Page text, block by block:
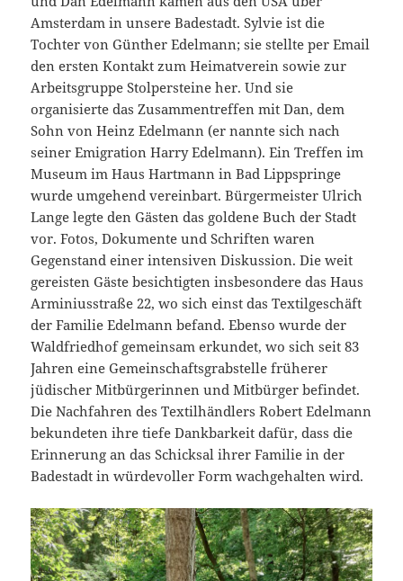
Amsterdam in unsere Badestadt. Sylvie ist die
Tochter von Günther Edelmann; sie stellte per Email
den ersten Kontakt zum Heimatverein sowie zur
Arbeitsgruppe Stolpersteine her. Und sie
organisierte das Zusammentreffen mit Dan, dem
Sohn von Heinz Edelmann (er nannte sich nach
seiner Emigration Harry Edelmann). Ein Treffen im
Museum im Haus Hartmann in Bad Lippspringe
wurde umgehend vereinbart. Bürgermeister Ulrich
Lange legte den Gästen das goldene Buch der Stadt
vor. Fotos, Dokumente und Schriften waren
Gegenstand einer intensiven Diskussion. Die weit
gereisten Gäste besichtigten insbesondere das Haus
Arminiusstraße 22, wo sich einst das Textilgeschäft
der Familie Edelmann befand. Ebenso wurde der
Waldfriedhof gemeinsam erkundet, wo sich seit 83
Jahren eine Gemeinschaftsgrabstelle früherer
jüdischer Mitbürgerinnen und Mitbürger befindet.
Die Nachfahren des Textilhändlers Robert Edelmann
bekundeten ihre tiefe Dankbarkeit dafür, dass die
Erinnerung an das Schicksal ihrer Familie in der
Badestadt in würdevoller Form wachgehalten wird.